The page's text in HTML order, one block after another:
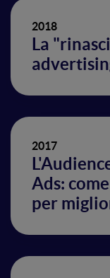
2018
La
2017
Ads:
per